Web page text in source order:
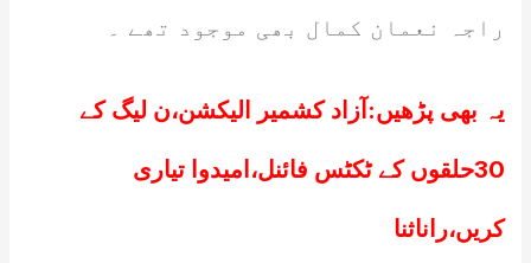
راجہ نعمان کمال بھی موجود تھے ۔
یہ بھی پڑھیں: آزاد کشمیر الیکشن،ن لیگ کے
30حلقوں کے ٹکٹس فائنل،امیدوا تیاری
کریں،راناثنا